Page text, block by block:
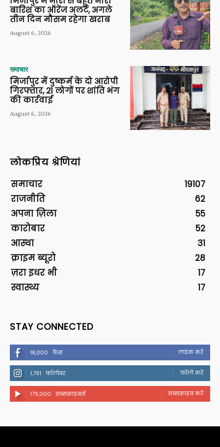
बारिश का ऑरेंज अलर्ट, अगले
तीन दिन मौसम रहेगा खराब
August 6, 2026
समाचार
मिर्जापुर में दुष्कर्म के दो आरोपी
गिरफ्तार, 21 लोगों पर शांति भंग
की कार्रवाई
August 6, 2026
लोकप्रिय श्रेणियां
समाचार
19107
राजनीति
62
अपना ज़िला
55
कारोबार
52
आस्था
31
क्राइम ब्यूरो
28
ज़रा इधर भी
17
स्वास्थ्य
17
STAY CONNECTED
18,000 फैंस लाइक करें
1,791 फॉलोवर फॉलो करें
179,000 सब्सक्राइबर्स सब्सक्राइब करें